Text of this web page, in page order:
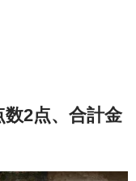
数2点、合計金